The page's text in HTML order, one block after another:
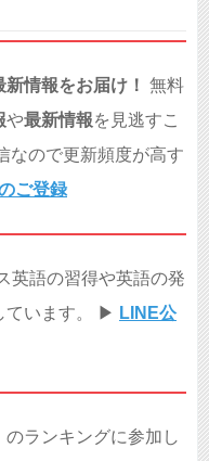
情報をお届け！ 無料
や最新情報を見逃すこ
なので更新頻度が高す
ご登録
英語の習得や英語の発
ています。 ▶︎ LINE公
のランキングに参加し